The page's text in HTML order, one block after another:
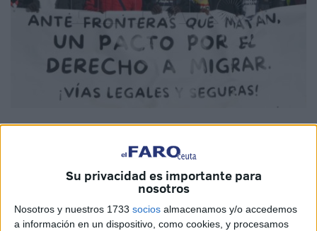
Su privacidad es importante para
nosotros
Nosotros y nuestros 1733 socios almacenamos y/o accedemos
a información en un dispositivo, como cookies, y procesamos
Una canción que, de algún modo, ha recogido todo el
sentir de un colectivo que ya no solo pide
por los sucesos del6F , sino que trasciende más
allá y abre un debate en torno a la gestión actual de los
flujos migratorios.